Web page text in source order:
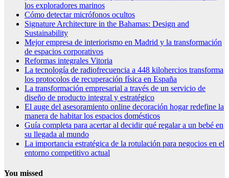
los exploradores marinos
Cómo detectar micrófonos ocultos
Signature Architecture in the Bahamas: Design and
Sustainability
Mejor empresa de interiorismo en Madrid y la transformación
de espacios corporativos
Reformas integrales Vitoria
La tecnología de radiofrecuencia a 448 kilohercios transforma
los protocolos de recuperación física en España
La transformación empresarial a través de un servicio de
diseño de producto integral y estratégico
El auge del asesoramiento online decoración hogar redefine la
manera de habitar los espacios domésticos
Guía completa para acertar al decidir qué regalar a un bebé en
su llegada al mundo
La importancia estratégica de la rotulación para negocios en el
entorno competitivo actual
You missed